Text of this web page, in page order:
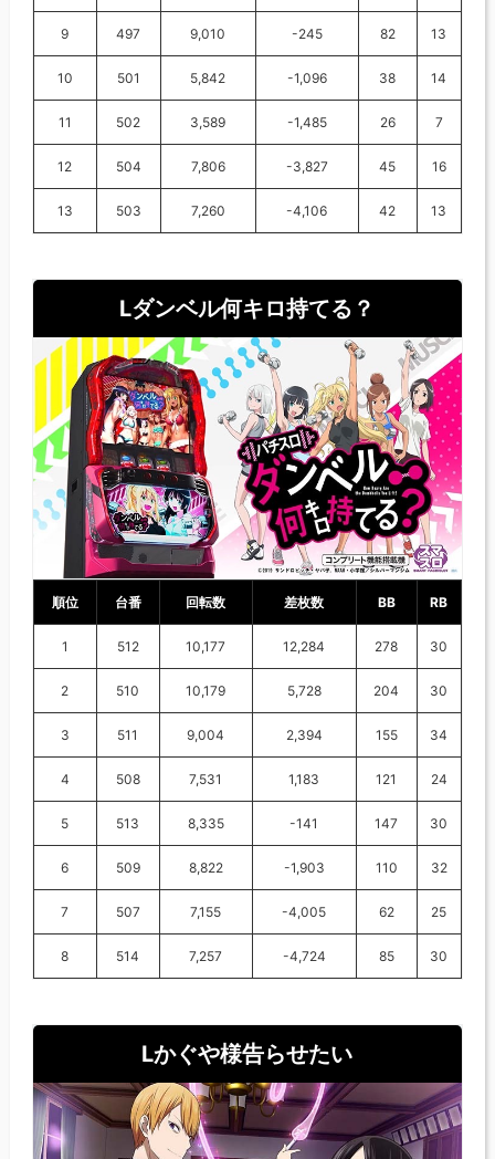
9 497 9,010 -245 82 13
10 501 5,842 -1,096 38 14
11 502 3,589 -1,485 26 7
12 504 7,806 -3,827 45 16
13 503 7,260 -4,106 42 13
Lダンベル何キロ持てる？
順位 台番 回転数 差枚数 BB RB
1 512 10,177 12,284 278 30
2 510 10,179 5,728 204 30
3 511 9,004 2,394 155 34
4 508 7,531 1,183 121 24
5 513 8,335 -141 147 30
6 509 8,822 -1,903 110 32
7 507 7,155 -4,005 62 25
8 514 7,257 -4,724 85 30
Lかぐや様告らせたい